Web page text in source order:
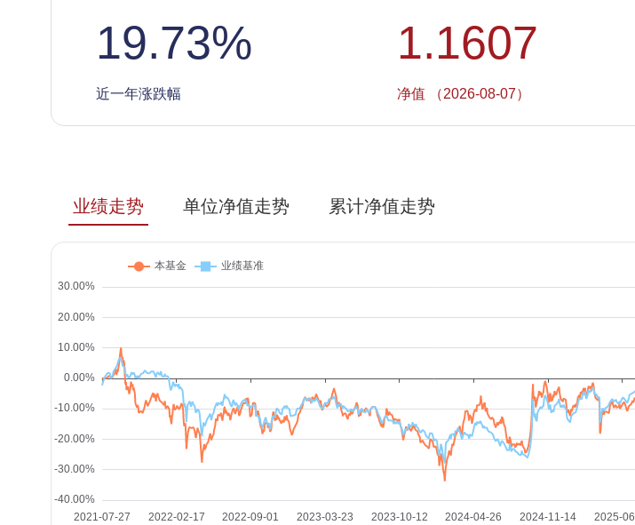
19.73%
近一年涨跌幅
1.1607
净值 （2026-08-07）
业绩走势 单位净值走势
累计净值走势